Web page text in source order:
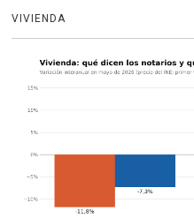
VIVIENDA